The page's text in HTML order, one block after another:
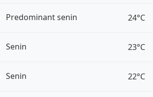
Predominant senin 24°C
Senin 23°C
Senin 22°C